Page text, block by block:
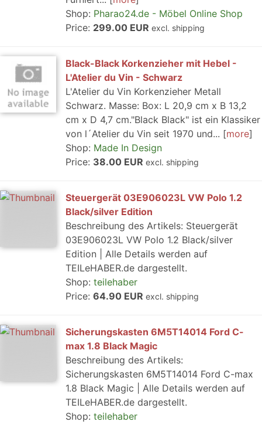
Shop: Pharao24.de - Möbel Online Shop
Price: 299.00 EUR excl. shipping
Black-Black Korkenzieher mit Hebel -
L'Atelier du Vin - Schwarz
L'Atelier du Vin Korkenzieher Metall
Schwarz. Masse: Box: L 20,9 cm x B 13,2
cm x D 4,7 cm."Black Black" ist ein Klassiker
von l´Atelier du Vin seit 1970 und...
more
Shop: Made In Design
Price: 38.00 EUR excl. shipping
Steuergerät 03E906023L VW Polo 1.2
Black/silver Edition
Beschreibung des Artikels: Steuergerät
03E906023L VW Polo 1.2 Black/silver
Edition | Alle Details werden auf
TEILeHABER.de dargestellt.
Shop: teilehaber
Price: 64.90 EUR excl. shipping
Sicherungskasten 6M5T14014 Ford C-
max 1.8 Black Magic
Beschreibung des Artikels:
Sicherungskasten 6M5T14014 Ford C-max
1.8 Black Magic | Alle Details werden auf
TEILeHABER.de dargestellt.
Shop: teilehaber